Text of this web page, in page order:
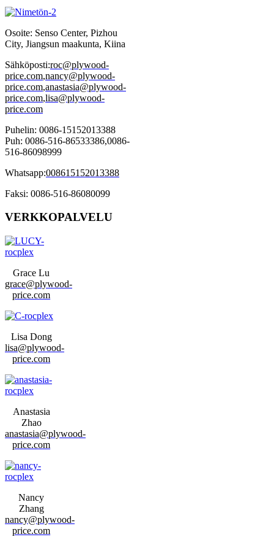
Osoite: Senso Center, Pizhou
City, Jiangsun maakunta, Kiina
Sähköposti:roc@plywood-
price.com,nancy@plywood-
price.com,anastasia@plywood-
price.com,lisa@plywood-
price.com
Puhelin: 0086-15152013388
Puh: 0086-516-86533386,0086-
516-86098999
Whatsapp:008615152013388
Faksi: 0086-516-86080099
VERKKOPALVELU
Grace Lu
grace@plywood-
price.com
Lisa Dong
lisa@plywood-
price.com
Anastasia
Zhao
anastasia@plywood-
price.com
Nancy
Zhang
nancy@plywood-
price.com